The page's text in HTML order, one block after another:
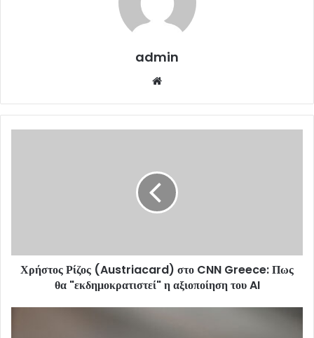
admin
Χρήστος Ρίζος (Austriacard) στο CNN Greece: Πως
θα "εκδημοκρατιστεί" η αξιοποίηση του AI